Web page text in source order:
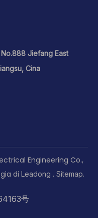
Jiefang East
Cina
Engineering Co.,
di Leadong . Sitemap.
号